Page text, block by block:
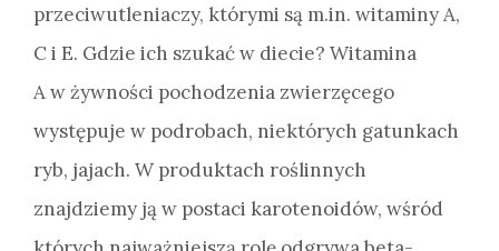
przeciwutleniaczy, którymi są m.in. witaminy A,
C i E. Gdzie ich szukać w diecie? Witamina
A w żywności pochodzenia zwierzęcego
występuje w podrobach, niektórych gatunkach
ryb, jajach. W produktach roślinnych
znajdziemy ją w postaci karotenoidów, wśród